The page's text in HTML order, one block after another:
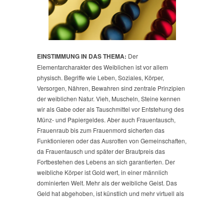
EINSTIMMUNG IN DAS THEMA: Der
Elementarcharakter des Weiblichen ist vor allem
physisch. Begriffe wie Leben, Soziales, Körper,
Versorgen, Nähren, Bewahren sind zentrale Prinzipien
der weiblichen Natur. Vieh, Muscheln, Steine kennen
wir als Gabe oder als Tauschmittel vor Entstehung des
Münz- und Papiergeldes. Aber auch Frauentausch,
Frauenraub bis zum Frauenmord sicherten das
Funktionieren oder das Ausrotten von Gemeinschaften,
da Frauentausch und später der Brautpreis das
Fortbestehen des Lebens an sich garantierten. Der
weibliche Körper ist Gold wert, in einer männlich
dominierten Welt. Mehr als der weibliche Geist. Das
Geld hat abgehoben, ist künstlich und mehr virtuell als